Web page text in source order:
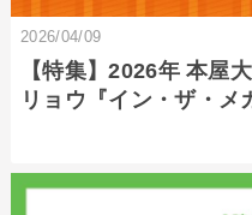
2026/04/09
【特集】2026年 本屋
リョウ『イン・ザ・メ